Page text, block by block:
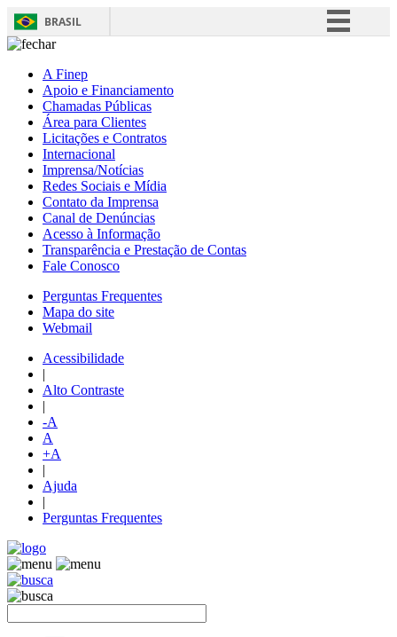
BRASIL
A Finep
Apoio e Financiamento
Chamadas Públicas
Área para Clientes
Licitações e Contratos
Internacional
Imprensa/Notícias
Redes Sociais e Mídia
Contato da Imprensa
Canal de Denúncias
Acesso à Informação
Transparência e Prestação de Contas
Fale Conosco
Perguntas Frequentes
Mapa do site
Webmail
Acessibilidade
|
Alto Contraste
|
-A
A
+A
|
Ajuda
|
Perguntas Frequentes